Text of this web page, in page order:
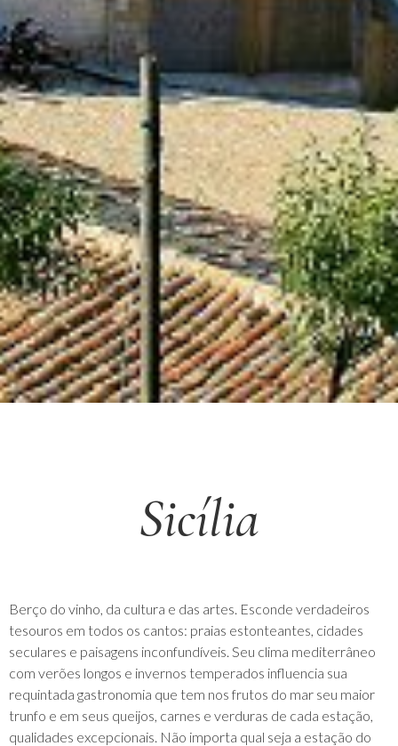
Sicília
Berço do vinho, da cultura e das artes. Esconde verdadeiros
tesouros em todos os cantos: praias estonteantes, cidades
seculares e paisagens inconfundíveis. Seu clima mediterrâneo
com verões longos e invernos temperados influencia sua
requintada gastronomia que tem nos frutos do mar seu maior
trunfo e em seus queijos, carnes e verduras de cada estação,
qualidades excepcionais. Não importa qual seja a estação do